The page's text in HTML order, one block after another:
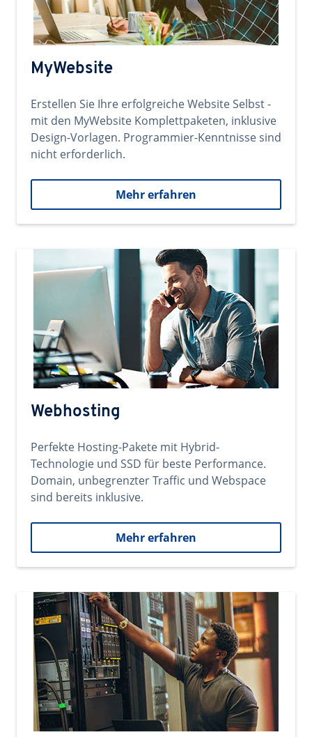
MyWebsite
Erstellen Sie Ihre erfolgreiche Website Selbst -
mit den MyWebsite Komplettpaketen, inklusive
Design-Vorlagen. Programmier-Kenntnisse sind
nicht erforderlich.
Mehr erfahren
Webhosting
Perfekte Hosting-Pakete mit Hybrid-
Technologie und SSD für beste Performance.
Domain, unbegrenzter Traffic und Webspace
sind bereits inklusive.
Mehr erfahren